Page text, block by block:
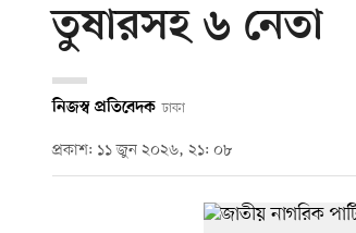
তুষারসহ ৬ নেতা
নিজস্ব প্রতিবেদক ঢাকা
প্রকাশ: ১১ জুন ২০২৬, ২১: ০৮